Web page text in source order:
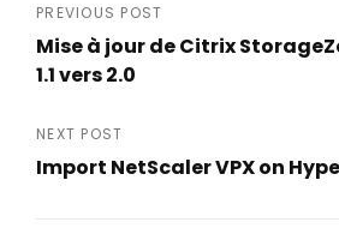
Post
navigation
PREVIOUS POST
Mise à jour de Citrix
1.1 vers 2.0
Post
NEXT POST
Import NetScaler VPX on